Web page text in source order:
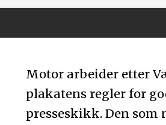
Motor arbeider etter
plakatens regler for
presseskikk. Den som